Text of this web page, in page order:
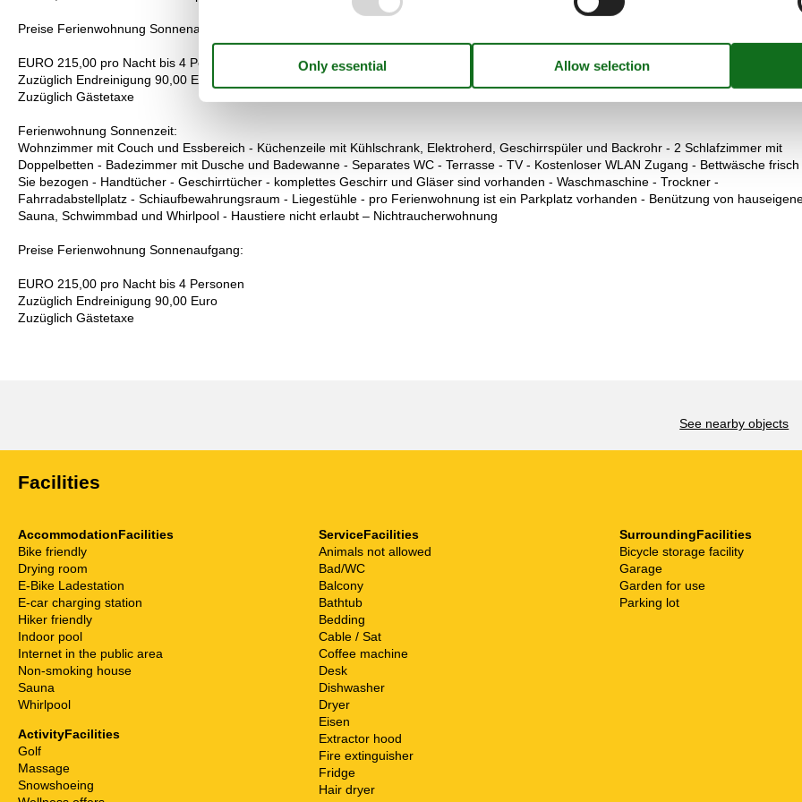
Preise Ferienwohnung Sonnenaufgang:
EURO 215,00 pro Nacht bis 4 Personen
Zuzüglich Endreinigung 90,00 Euro
Zuzüglich Gästetaxe
Ferienwohnung Sonnenzeit:
Wohnzimmer mit Couch und Essbereich - Küchenzeile mit Kühlschrank, Elektroherd, Geschirrspüler und Backrohr - 2 Schlafzimmer mit
Doppelbetten - Badezimmer mit Dusche und Badewanne - Separates WC - Terrasse - TV - Kostenloser WLAN Zugang - Bettwäsche
Sie bezogen - Handtücher - Geschirrtücher - komplettes Geschirr und Gläser sind vorhanden - Waschmaschine - Trockner -
Fahrradabstellplatz - Schiaufbewahrungsraum - Liegestühle - pro Ferienwohnung ist ein Parkplatz vorhanden - Benützung von
Sauna, Schwimmbad und Whirlpool - Haustiere nicht erlaubt – Nichtraucherwohnung
Preise Ferienwohnung Sonnenaufgang:
EURO 215,00 pro Nacht bis 4 Personen
Zuzüglich Endreinigung 90,00 Euro
Zuzüglich Gästetaxe
See nearby objects
Facilities
AccommodationFacilities
Bike friendly
Drying room
E-Bike Ladestation
E-car charging station
Hiker friendly
Indoor pool
Internet in the public area
Non-smoking house
Sauna
Whirlpool
ActivityFacilities
Golf
Massage
Snowshoeing
ServiceFacilities
Animals not allowed
Bad/WC
Balcony
Bathtub
Bedding
Cable / Sat
Coffee machine
Desk
Dishwasher
Dryer
Eisen
Extractor hood
Fire extinguisher
Fridge
Hair dryer
SurroundingFacilities
Bicycle storage facility
Garage
Garden for use
Parking lot